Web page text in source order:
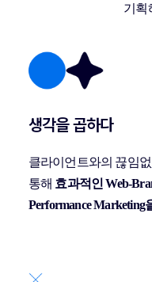
기획
생각을 곱하다
클라이언트와의 끊임
통해 효과적인 Web-
Performance Marketing